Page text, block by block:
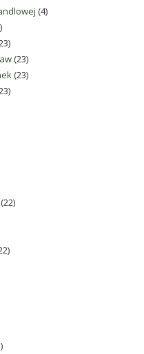
44
23
produkty
2323
produkty
2323
23
2222
22
11